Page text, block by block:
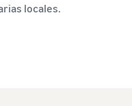
locales.